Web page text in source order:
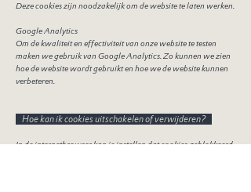
Deze cookies zijn noodzakelijk om de website te laten werken.
Google Analytics
Om de kwaliteit en effectiviteit van onze website te testen
maken we gebruik van Google Analytics. Zo kunnen we zien
hoe de website wordt gebruikt en hoe we de website kunnen
verbeteren.
Hoe kan ik cookies uitschakelen of verwijderen?
In de internetbrowser kan je instellen dat cookies geblokkeerd